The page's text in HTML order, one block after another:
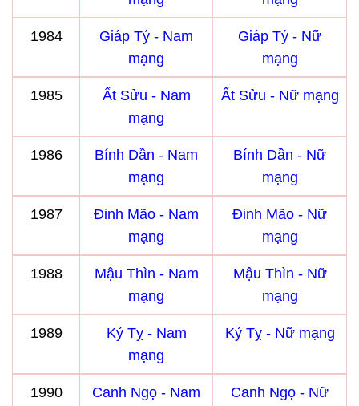
1984
Giáp Tý - Nam
mạng
Giáp Tý - Nữ
mạng
1985
Ất Sửu - Nam
mạng
Ất Sửu - Nữ mạng
1986
Bính Dần - Nam
mạng
Bính Dần - Nữ
mạng
1987
Đinh Mão - Nam
mạng
Đinh Mão - Nữ
mạng
1988
Mậu Thìn - Nam
mạng
Mậu Thìn - Nữ
mạng
1989
Kỷ Tỵ - Nam
mạng
Kỷ Tỵ - Nữ mạng
1990
Canh Ngọ - Nam
Canh Ngọ - Nữ